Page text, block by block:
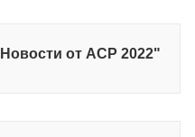
от АСР 2022"